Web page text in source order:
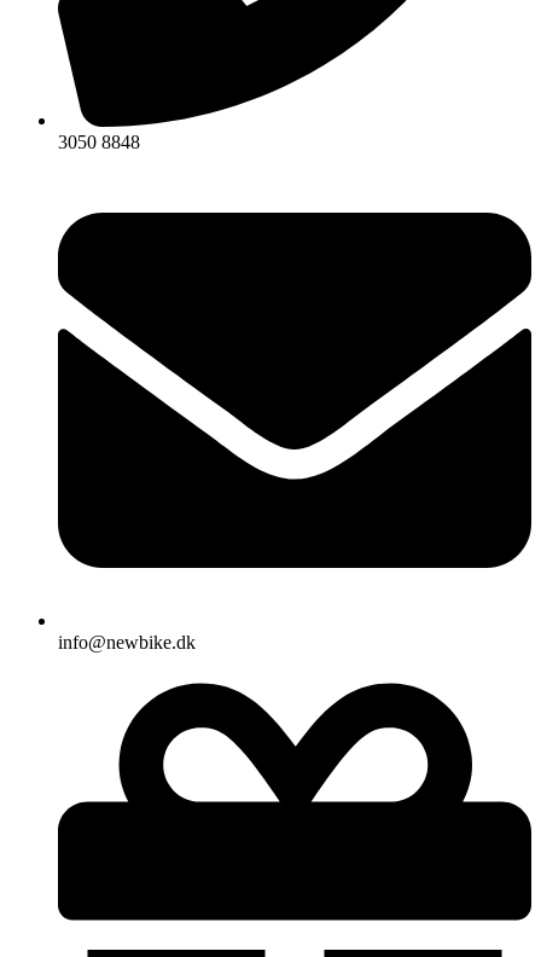
3050 8848
info@newbike.dk